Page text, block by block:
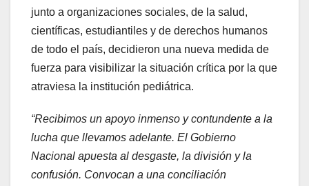
junto a organizaciones sociales, de la salud,
científicas, estudiantiles y de derechos humanos
de todo el país, decidieron una nueva medida de
fuerza para visibilizar la situación crítica por la que
atraviesa la institución pediátrica.
“Recibimos un apoyo inmenso y contundente a la
lucha que llevamos adelante. El Gobierno
Nacional apuesta al desgaste, la división y la
confusión. Convocan a una conciliación